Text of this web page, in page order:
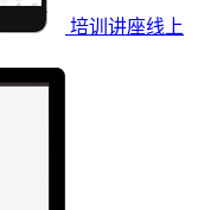
培训讲座线上